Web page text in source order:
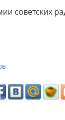
советских